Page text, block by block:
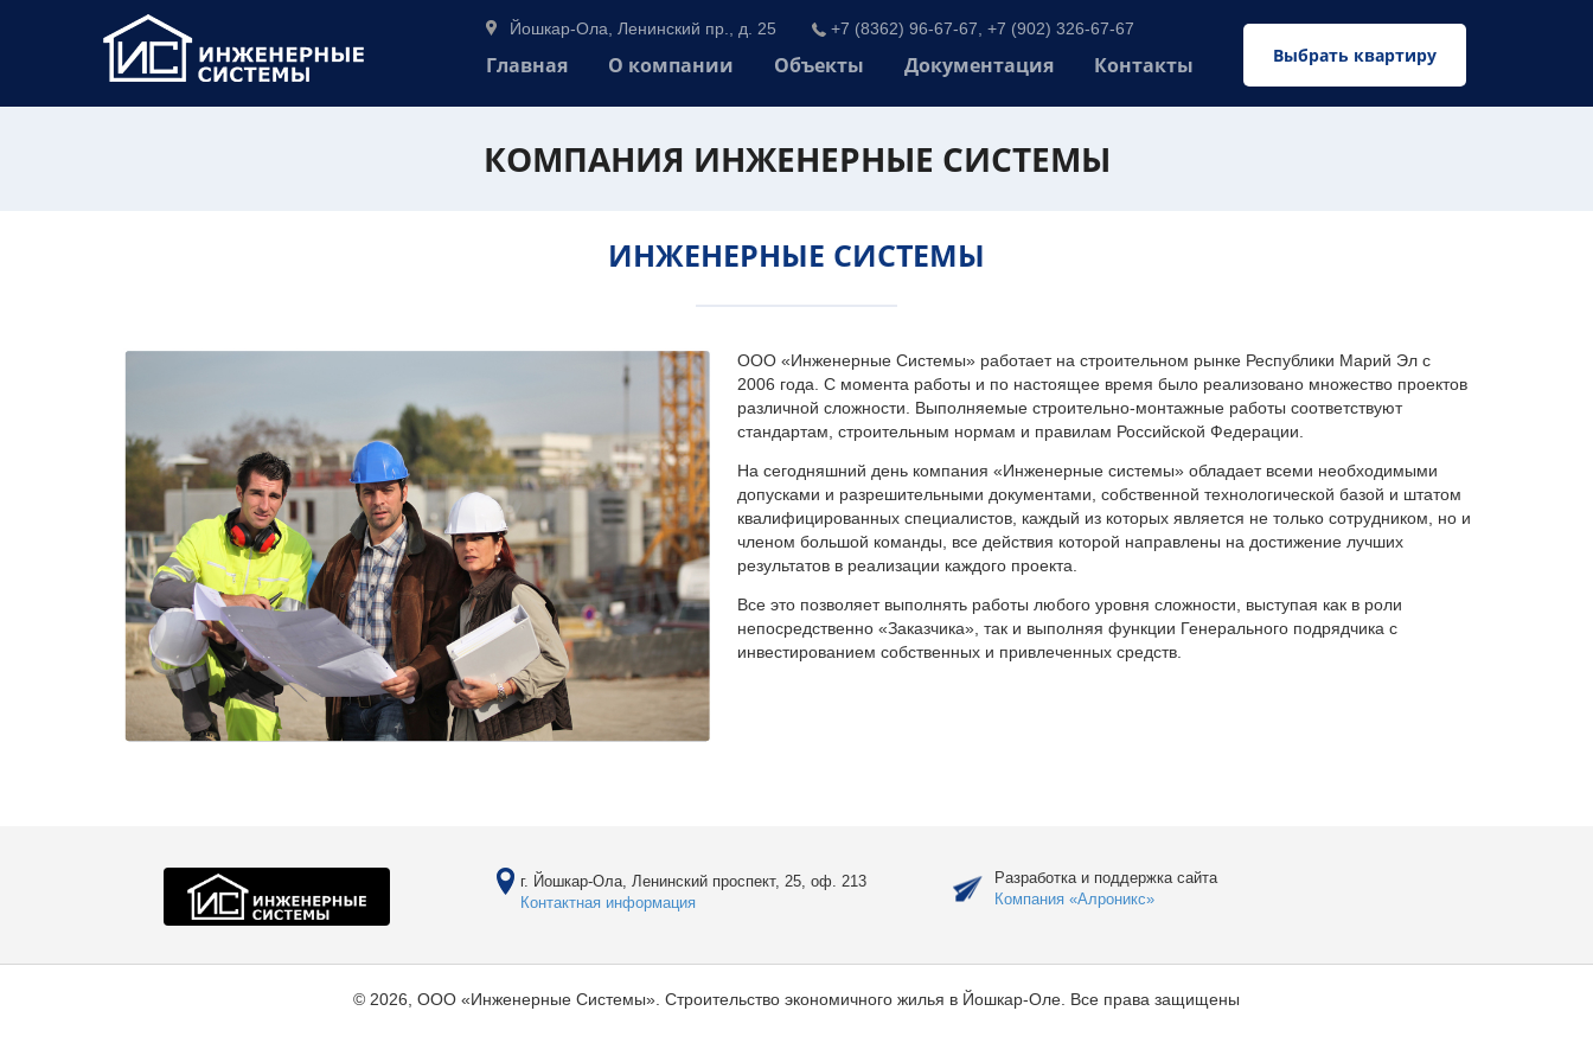
Выбрать квартиру
Йошкар-Ола, Ленинский пр., д. 25 +7 (8362) 96-67-67, +7 (902) 326-67-67
Главная О компании Объекты Документация Контакты
КОМПАНИЯ ИНЖЕНЕРНЫЕ СИСТЕМЫ
ИНЖЕНЕРНЫЕ СИСТЕМЫ
ООО «Инженерные Системы» работает на строительном рынке Республики Марий Эл с
2006 года. С момента работы и по настоящее время было реализовано множество проектов
различной сложности. Выполняемые строительно-монтажные работы соответствуют
стандартам, строительным нормам и правилам Российской Федерации.
На сегодняшний день компания «Инженерные системы» обладает всеми необходимыми
допусками и разрешительными документами, собственной технологической базой и штатом
квалифицированных специалистов, каждый из которых является не только сотрудником, но и
членом большой команды, все действия которой направлены на достижение лучших
результатов в реализации каждого проекта.
Все это позволяет выполнять работы любого уровня сложности, выступая как в роли
непосредственно «Заказчика», так и выполняя функции Генерального подрядчика с
инвестированием собственных и привлеченных средств.
г. Йошкар-Ола, Ленинский проспект, 25, оф. 213
Контактная информация
Разработка и поддержка сайта
Компания «Алроникс»
© 2026, ООО «Инженерные Системы». Строительство экономичного жилья в Йошкар-Оле. Все права защищены